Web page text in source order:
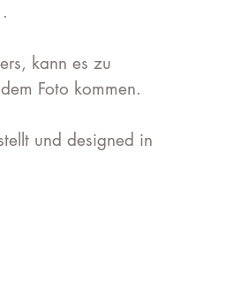
kann es zu
Foto kommen.
und designed in